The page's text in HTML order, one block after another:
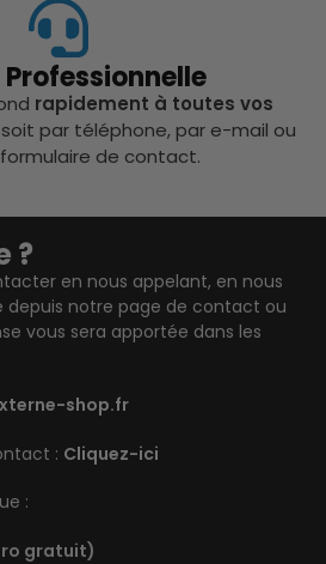
Professionnelle
rapidement à toutes vos
par téléphone, par e-mail ou
de contact.
?
en nous appelant, en nous
depuis notre page de contact ou
vous sera apportée dans les
shop.fr
: Cliquez-ici
:
gratuit)